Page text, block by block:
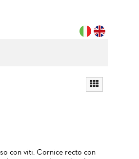
con viti. Cornice recto con